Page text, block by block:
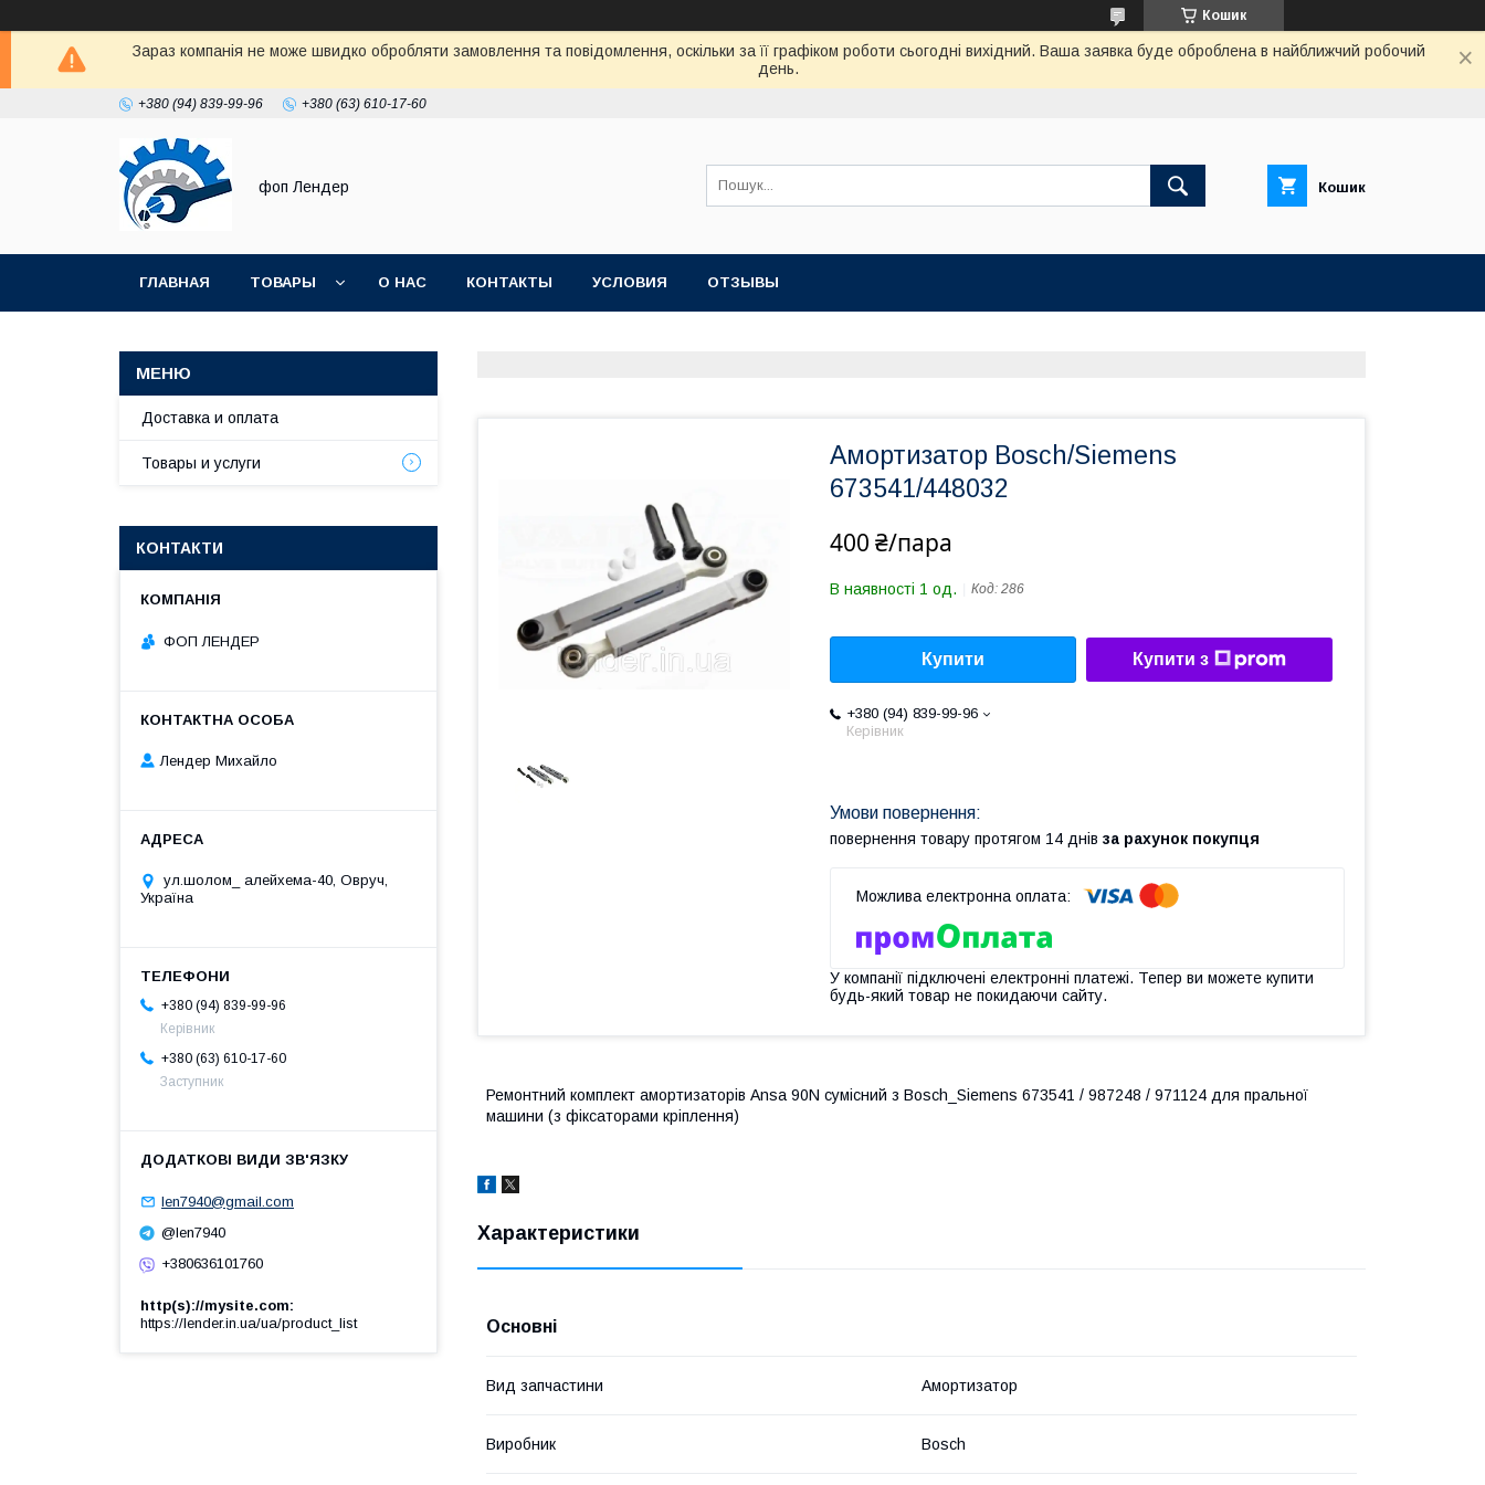
Кошик
Зараз компанія не може швидко обробляти замовлення та повідомлення, оскільки за її графіком роботи сьогодні вихідний. Ваша заявка буде оброблена в найближчий робочий
день.
+380 (94) 839-99-96 +380 (63) 610-17-60
фоп Лендер Кошик
ГЛАВНАЯ ТОВАРЫ О НАС КОНТАКТЫ УСЛОВИЯ ОТЗЫВЫ
Амортизатор Bosch/Siemens
673541/448032
400 ₴/пара
В наявності 1 од. Код: 286
Купити Купити з
+380 (94) 839-99-96
Керівник
повернення товару протягом 14 днів за рахунок покупця
У компанії підключені електронні платежі. Тепер ви можете купити
будь-який товар не покидаючи сайту.
Ремонтний комплект амортизаторів Ansa 90N сумісний з Bosch_Siemens 673541 / 987248 / 971124 для пральної
машини (з фіксаторами кріплення)
Характеристики
Основні
Вид запчастини Амортизатор
Виробник Bosch
Доставка и оплата
Товары и услуги
КОНТАКТИ
ФОП ЛЕНДЕР
Лендер Михайло
ул.шолом_ алейхема-40, Овруч,
Україна
+380 (94) 839-99-96
Керівник
+380 (63) 610-17-60
Заступник
len7940@gmail.com
@len7940
+380636101760
http(s)://mysite.com
https://lender.in.ua/ua/product_list